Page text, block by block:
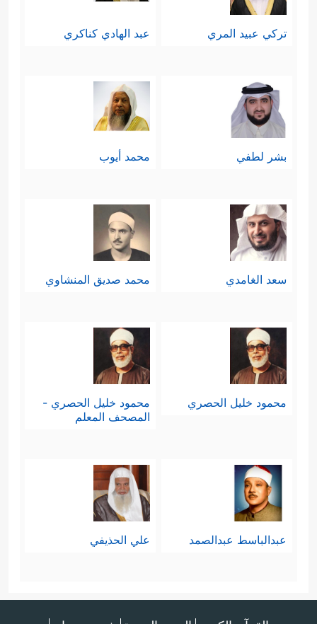
تركي عبيد المري عبد الهادي كناكري
بشر لطفي محمد أيوب
سعد الغامدي محمد صديق المنشاوي
محمود خليل الحصري
محمود خليل الحصري -
المصحف المعلم
عبدالباسط عبدالصمد علي الحذيفي